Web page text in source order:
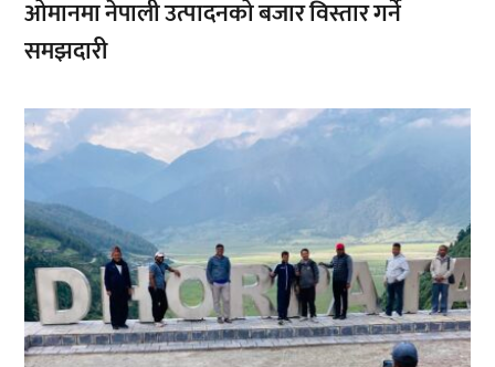
ओमानमा नेपाली उत्पादनको बजार विस्तार गर्ने
समझदारी
,,